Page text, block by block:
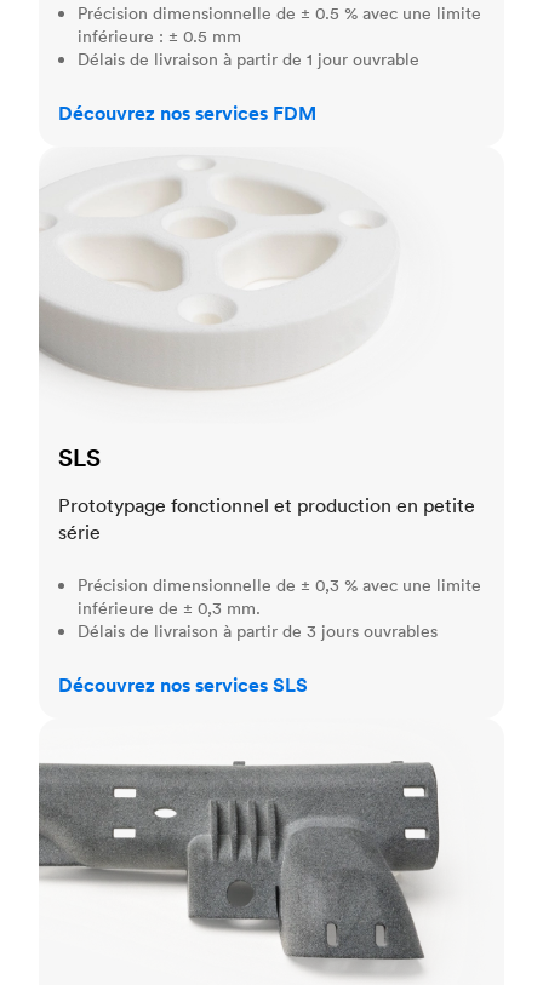
Précision dimensionnelle de ± 0.5 % avec une limite
inférieure : ± 0.5 mm
Délais de livraison à partir de 1 jour ouvrable
Découvrez nos services FDM
SLS
Prototypage fonctionnel et production en petite
série
Précision dimensionnelle de ± 0,3 % avec une limite
inférieure de ± 0,3 mm.
Délais de livraison à partir de 3 jours ouvrables
Découvrez nos services SLS